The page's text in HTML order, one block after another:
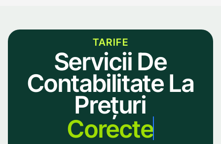
TARIFE
Servicii De
Contabilitate La
Prețuri
Corecte